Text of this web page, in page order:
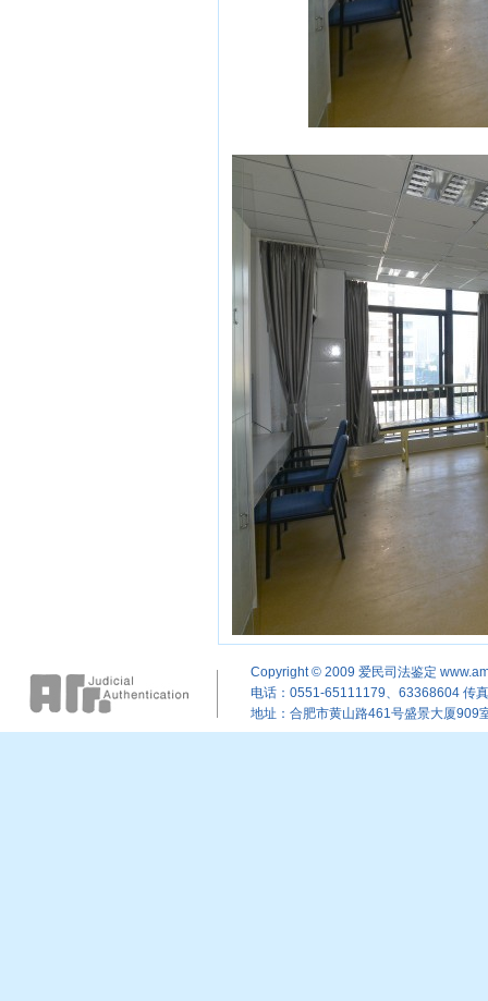
Copyright © 2009 爱民司法鉴定
电话：0551-65111179、63368604 传
地址：合肥市黄山路461号盛景大厦909